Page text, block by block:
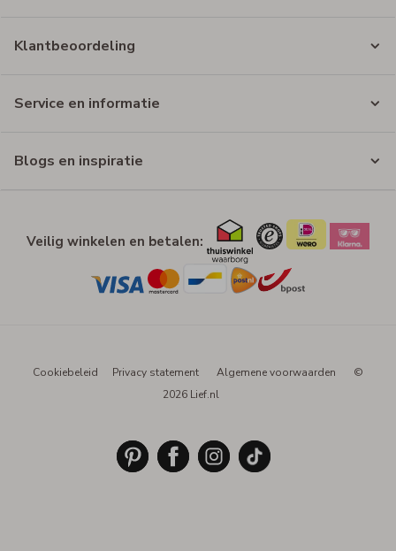
Klantbeoordeling
Service en informatie
Blogs en inspiratie
Veilig winkelen en betalen:
Cookiebeleid Privacy statement Algemene voorwaarden
©
2026 Lief.nl